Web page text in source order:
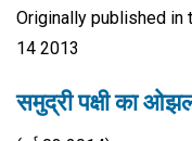
Originally published in
14 2013
समुद्री पक्षी का